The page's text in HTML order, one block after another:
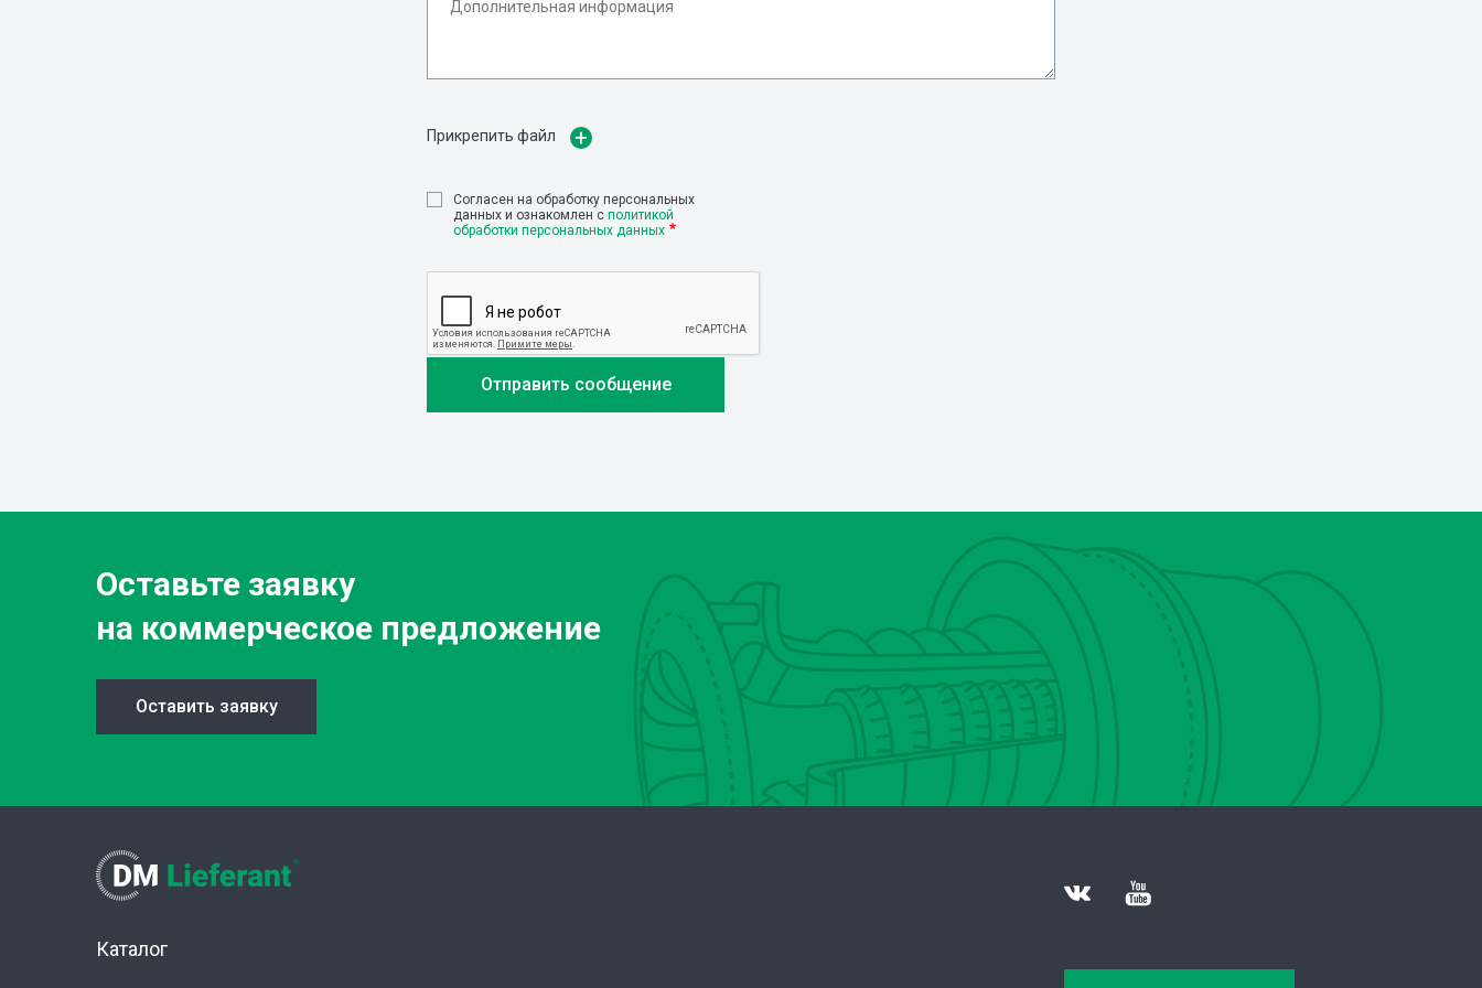
Прикрепить файл
Cогласен на обработку персональных
данных и ознакомлен с политикой
обработки персональных данных
Оставьте заявку
на коммерческое предложение
Оставить заявку
Каталог